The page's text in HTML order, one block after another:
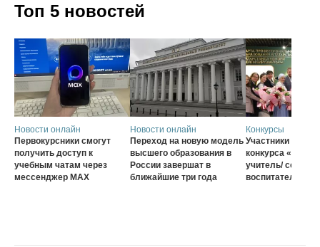
Топ 5 новостей
Новости онлайн
Первокурсники смогут
получить доступ к
учебным чатам через
мессенджер MAX
Новости онлайн
Переход на новую модель
высшего образования в
России завершат в
ближайшие три года
Конкурсы
Участники
конкурса
учитель/
воспитатель –